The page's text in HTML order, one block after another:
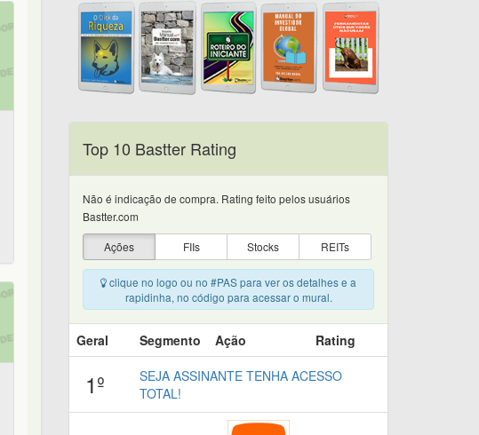
Top 10 Bastter Rating
Não é indicação de compra. Rating feito pelos usuários
Bastter.com
Ações
FIIs Stocks REITs
clique no logo ou no #PAS para ver os detalhes e a
rapidinha, no código para acessar o mural.
Geral Segmento Ação Rating
1º
SEJA ASSINANTE TENHA ACESSO
TOTAL!